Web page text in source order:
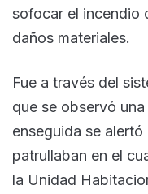
sofocar el incendio
daños materiales.
Fue a través del
que se observó
enseguida se
patrullaban en el
la Unidad